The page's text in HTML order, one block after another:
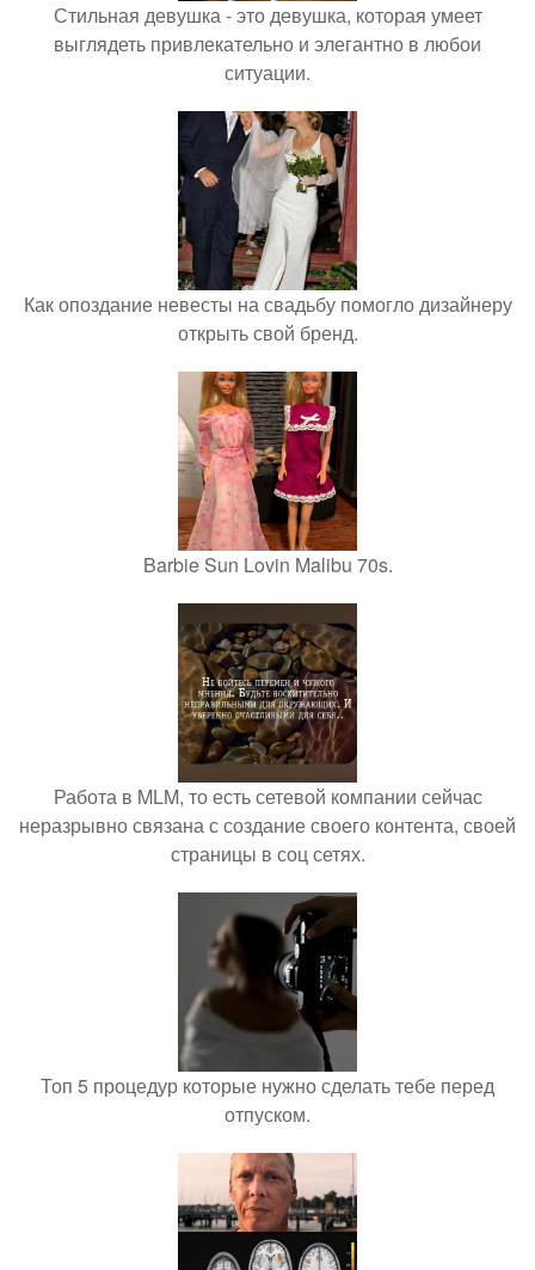
Стильная девушка - это девушка, которая умеет
выглядеть привлекательно и элегантно в любои
ситуации.
Как опоздание невесты на свадьбу помогло дизайнеру
открыть свой бренд.
Barbie Sun Lovin Malibu 70s.
Работа в MLM, то есть сетевой компании сейчас
неразрывно связана с создание своего контента, своей
страницы в соц сетях.
Топ 5 процедур которые нужно сделать тебе перед
отпуском.